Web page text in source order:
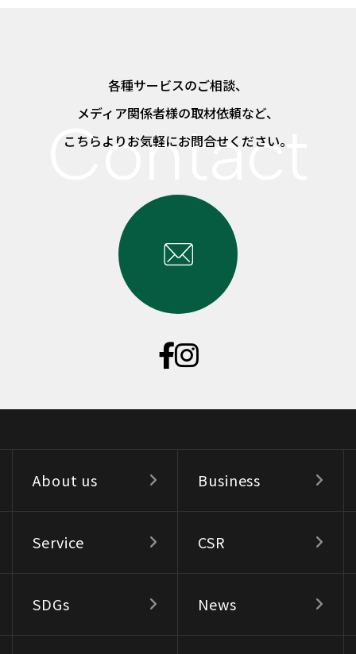
各種サービスのご相談、
メディア関係者様の取材依頼など、
こちらよりお気軽にお問合せください。
About us Business
Service CSR
SDGs News